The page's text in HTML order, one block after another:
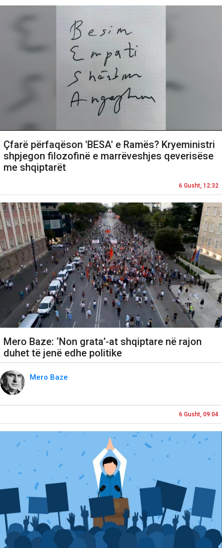
Çfarë përfaqëson 'BESA' e Ramës? Kryeministri
shpjegon filozofinë e marrëveshjes qeverisëse
me shqiptarët
6 Gusht, 12:32
Mero Baze: ‘Non grata’-at shqiptare në rajon
duhet të jenë edhe politike
Mero Baze
6 Gusht, 09:04